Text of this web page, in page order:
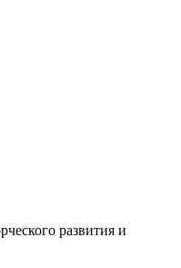
развития и